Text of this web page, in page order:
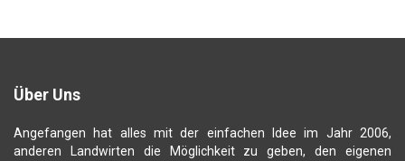
Über Uns
Angefangen hat alles mit der einfachen Idee im Jahr 2006,
anderen Landwirten die Möglichkeit zu geben, den eigenen